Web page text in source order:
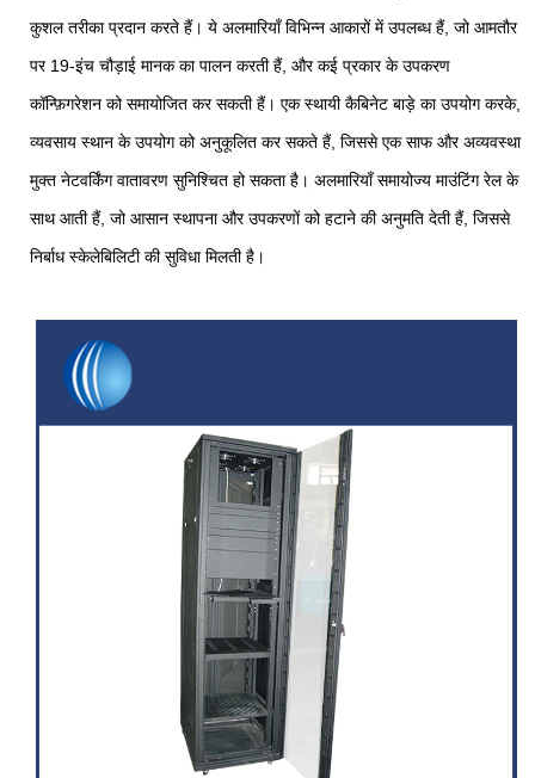
कुशल तरीका प्रदान करते हैं। ये अलमारियाँ विभिन्न आकारों में उपलब्ध हैं, जो आमतौर
पर 19-इंच चौड़ाई मानक का पालन करती हैं, और कई प्रकार के उपकरण
कॉन्फ़िगरेशन को समायोजित कर सकती हैं। एक स्थायी कैबिनेट बाड़े का उपयोग करके,
व्यवसाय स्थान के उपयोग को अनुकूलित कर सकते हैं, जिससे एक साफ और अव्यवस्था
मुक्त नेटवर्किंग वातावरण सुनिश्चित हो सकता है। अलमारियाँ समायोज्य माउंटिंग रेल के
साथ आती हैं, जो आसान स्थापना और उपकरणों को हटाने की अनुमति देती हैं, जिससे
निर्बाध स्केलेबिलिटी की सुविधा मिलती है।